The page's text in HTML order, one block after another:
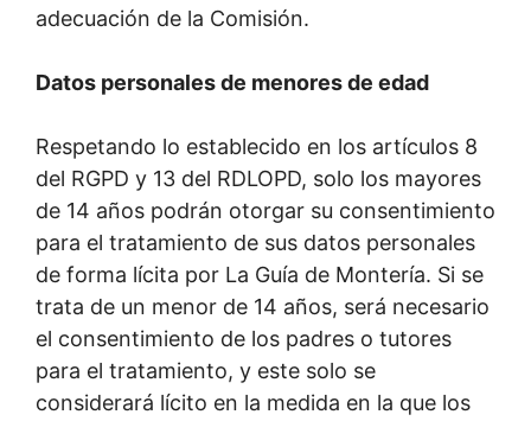
adecuación de la Comisión.
Datos personales de menores de edad
Respetando lo establecido en los artículos 8
del RGPD y 13 del RDLOPD, solo los mayores
de 14 años podrán otorgar su consentimiento
para el tratamiento de sus datos personales
de forma lícita por La Guía de Montería. Si se
trata de un menor de 14 años, será necesario
el consentimiento de los padres o tutores
para el tratamiento, y este solo se
considerará lícito en la medida en la que los